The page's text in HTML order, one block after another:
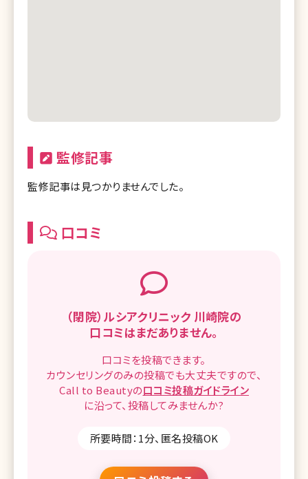
監修記事
監修記事は見つかりませんでした。
口コミ
（閉院）ルシアクリニック 川崎院の
口コミはまだありません。
口コミを投稿できます。
カウンセリングのみの投稿でも大丈夫ですので、
Call to Beautyの口コミ投稿ガイドライン
に沿って、 投稿してみませんか?
所要時間：1分、匿名投稿OK